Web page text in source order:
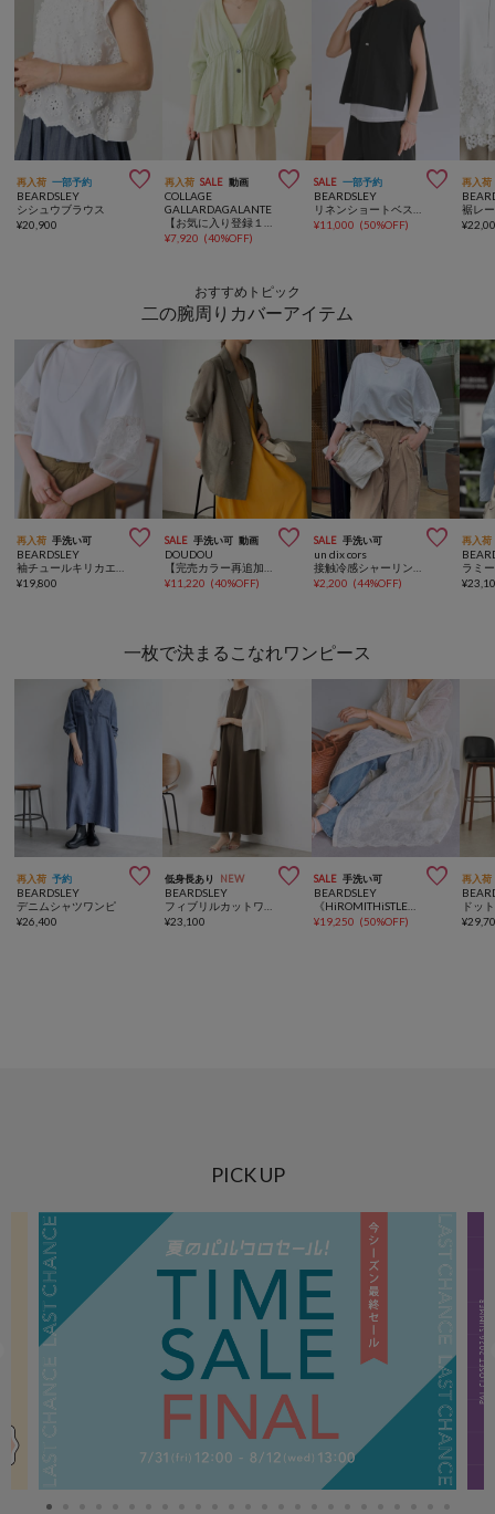
再入荷 一部予約 
BEARDSLEY
シシュウブラウス
¥20,900
再入荷 SALE 動画 
COLLAGE
GALLARDAGALANTE
【お気に入り登録１万超/軽量/体型カバー】ギャザー切替シアーシャツカーディガン
¥7,920 (40%OFF)
SALE 一部予約 
BEARDSLEY
リネンショートベスト【セットアップ】
¥11,000 (50%OFF)
再入荷
¥
おすすめトピック
二の腕周りカバーアイテム
再入荷 手洗い可 
BEARDSLEY
¥19,800
SALE 手洗い可 動画 
DOUDOU
¥11,220 (40%OFF)
SALE 手洗い可 
un dix cors
¥2,200 (44%OFF)
再入荷
¥
一枚で決まるこなれワンピース
再入荷 予約 
BEARDSLEY
デニムシャツワンピ
¥26,400
低身長あり NEW 
BEARDSLEY
¥23,100
SALE 手洗い可 
BEARDSLEY
《HiROMITHiSTLE》ペイズリーワンピース
¥19,250 (50%OFF)
再入荷
¥
PICK UP